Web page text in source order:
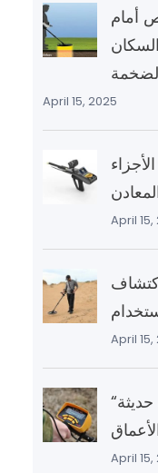
أمام
April 15, 2025
April 15,
April 15,
“مادة كشف الذهب: أداة حديثة
April 15,